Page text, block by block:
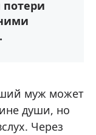
потери
муж может
души, но
Через